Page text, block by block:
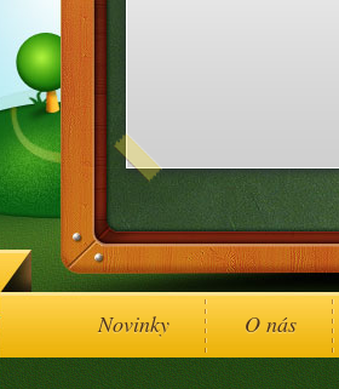
Novinky O nás